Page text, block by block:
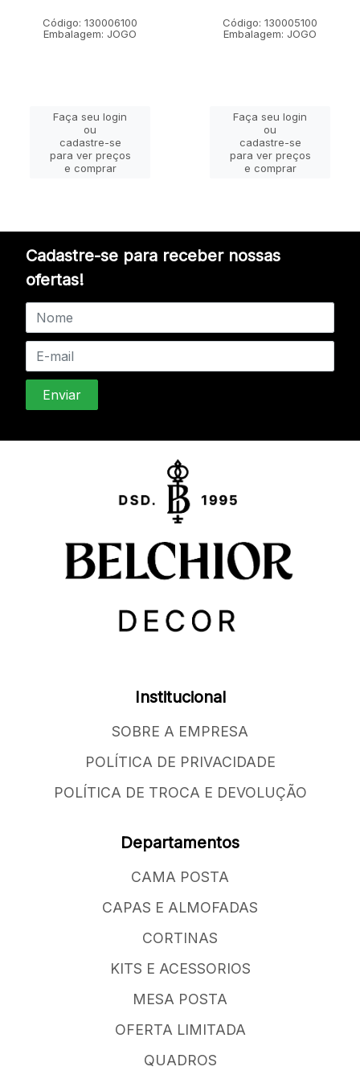
Código: 130006100
Embalagem: JOGO
Faça seu login
ou
cadastre-se
para ver preços
e comprar
Código: 130005100
Embalagem: JOGO
Faça seu login
ou
cadastre-se
para ver preços
e comprar
Cadastre-se para receber nossas
ofertas!
Institucional
SOBRE A EMPRESA
POLÍTICA DE PRIVACIDADE
POLÍTICA DE TROCA E DEVOLUÇÃO
Departamentos
CAMA POSTA
CAPAS E ALMOFADAS
CORTINAS
KITS E ACESSORIOS
MESA POSTA
OFERTA LIMITADA
QUADROS